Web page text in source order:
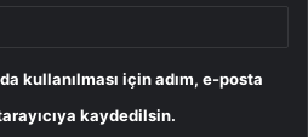
kullanılması için adım, e-posta
kaydedilsin.